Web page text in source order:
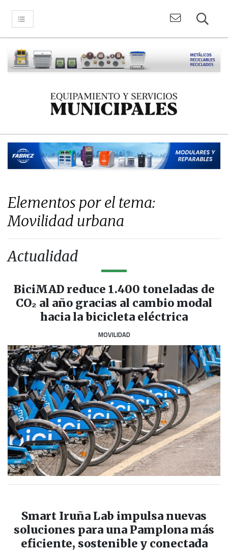
Elementos por el tema:
Movilidad urbana
Actualidad
BiciMAD reduce 1.400 toneladas de
CO₂ al año gracias al cambio modal
hacia la bicicleta eléctrica
MOVILIDAD
Smart Iruña Lab impulsa nuevas
soluciones para una Pamplona más
eficiente, sostenible y conectada